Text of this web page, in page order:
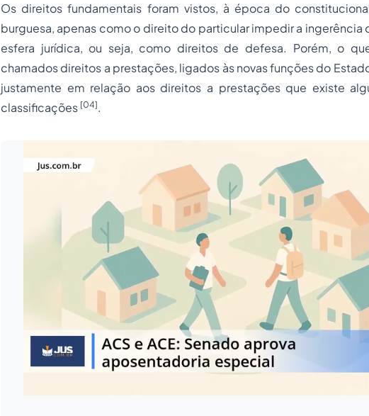
Os direitos fundamentais foram vistos, à época do
burguesa, apenas como o direito do particular impedir a ingerência
esfera jurídica, ou seja, como direitos de defesa. Porém, o
chamados direitos a prestações, ligados às novas funções do
justamente em relação aos direitos a prestações que existe
classificações [04].